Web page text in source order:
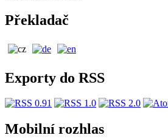
Překladač
Exporty do RSS
Mobilní rozhlas